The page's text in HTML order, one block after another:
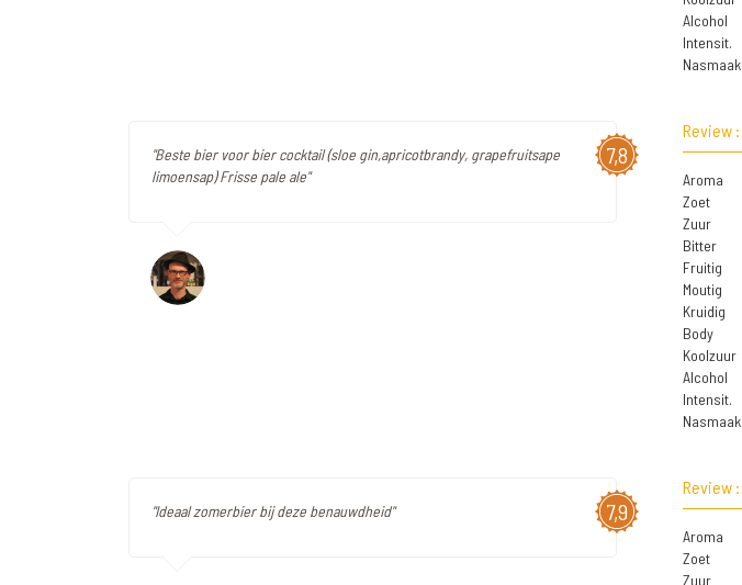
Alcohol
Intensit.
Nasmaak
7,8
"Beste bier voor bier cocktail (sloe gin,apricotbrandy, grapefruitsape
limoensap) Frisse pale ale"
Review :
Aroma
Zoet
Zuur
Bitter
Fruitig
Moutig
Kruidig
Body
Koolzuur
Alcohol
Intensit.
Nasmaak
7,9
"Ideaal zomerbier bij deze benauwdheid"
Review :
Aroma
Zoet
Zuur